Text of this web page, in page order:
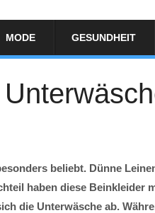
MODE GESUNDHEIT
beliebt. Dünne
haben diese Beinkleider
die Unterwäsche ab.